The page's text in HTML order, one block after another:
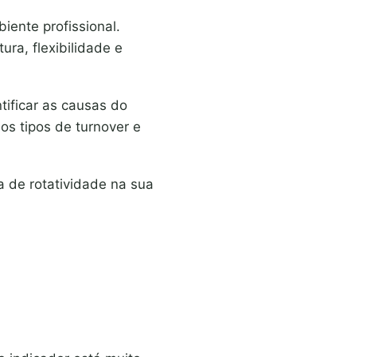
profissional.
flexibilidade e
as causas do
tipos de turnover e
de rotatividade na sua